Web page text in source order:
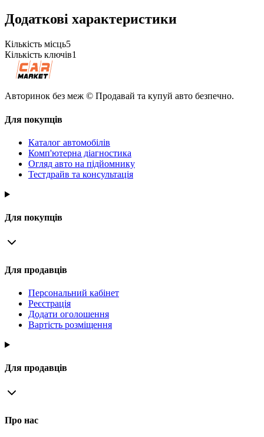
Додаткові характеристики
Кількість місць5
Кількість ключів1
Авторинок без меж © Продавай та купуй авто безпечно.
Для покупців
Каталог автомобілів
Комп'ютерна діагностика
Огляд авто на підйомнику
Тестдрайв та консультація
Для покупців
Для продавців
Персональний кабінет
Реєстрація
Додати оголошення
Вартість розміщення
Для продавців
Про нас